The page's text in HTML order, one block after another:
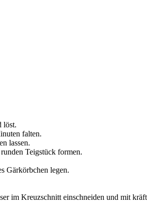
löst.
falten.
lassen.
Teigstück formen.
Gärkörbchen legen.
im Kreuzschnitt einschneiden und mit